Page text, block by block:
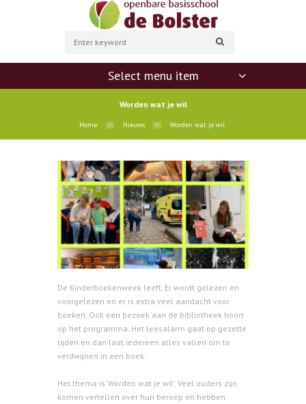
Select menu item
Worden wat je wil
Home Nieuws Worden wat je wil
De Kinderboekenweek leeft. Er wordt gelezen en
voorgelezen en er is extra veel aandacht voor
boeken. Ook een bezoek aan de bibliotheek hoort
op het programma. Het leesalarm gaat op gezette
tijden en dan laat iedereen alles vallen om te
verdwijnen in een boek.
Het thema is ‘Worden wat je wil’. Veel ouders zijn
komen vertellen over hun beroep en hebben